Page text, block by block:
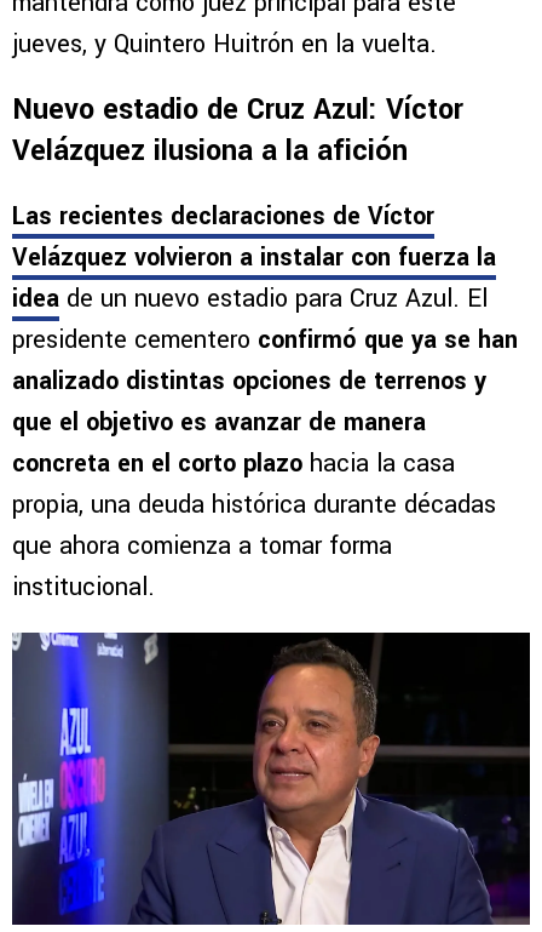
jueves, y Quintero Huitrón en la vuelta.
Nuevo estadio de Cruz Azul: Víctor
Velázquez ilusiona a la afición
Las recientes declaraciones de Víctor
Velázquez volvieron a instalar con fuerza la
idea de un nuevo estadio para Cruz Azul. El
presidente cementero confirmó que ya se han
analizado distintas opciones de terrenos y
que el objetivo es avanzar de manera
concreta en el corto plazo hacia la casa
propia, una deuda histórica durante décadas
que ahora comienza a tomar forma
institucional.